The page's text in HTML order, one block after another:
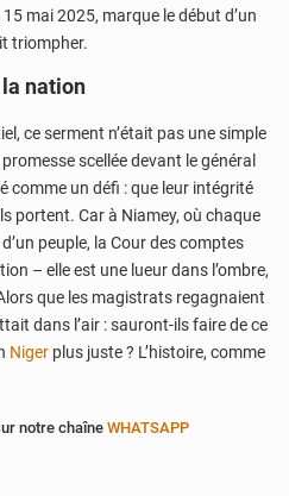
mai 2025, marque le début d’un
triompher.
nation
ce serment n’était pas une simple
scellée devant le général
comme un défi : que leur intégrité
portent. Car à Niamey, où chaque
peuple, la Cour des comptes
– elle est une lueur dans l’ombre,
que les magistrats regagnaient
dans l’air : sauront-ils faire de ce
Niger plus juste ? L’histoire, comme
notre chaîne WHATSAPP